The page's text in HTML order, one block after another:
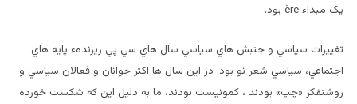
يک مبداء ère بود.
تغييرات سياسي و جنبش هاي سياسي سال هاي سي پي ريزندهء پايه هاي
اجتماعي، سياسي شعر نو بود. در اين سال ها اکثر جوانان و فعالان سياسي و
روشنفکر «چپ» بودند ، کمونيست بودند، ما به دليل اين که شکست خورده